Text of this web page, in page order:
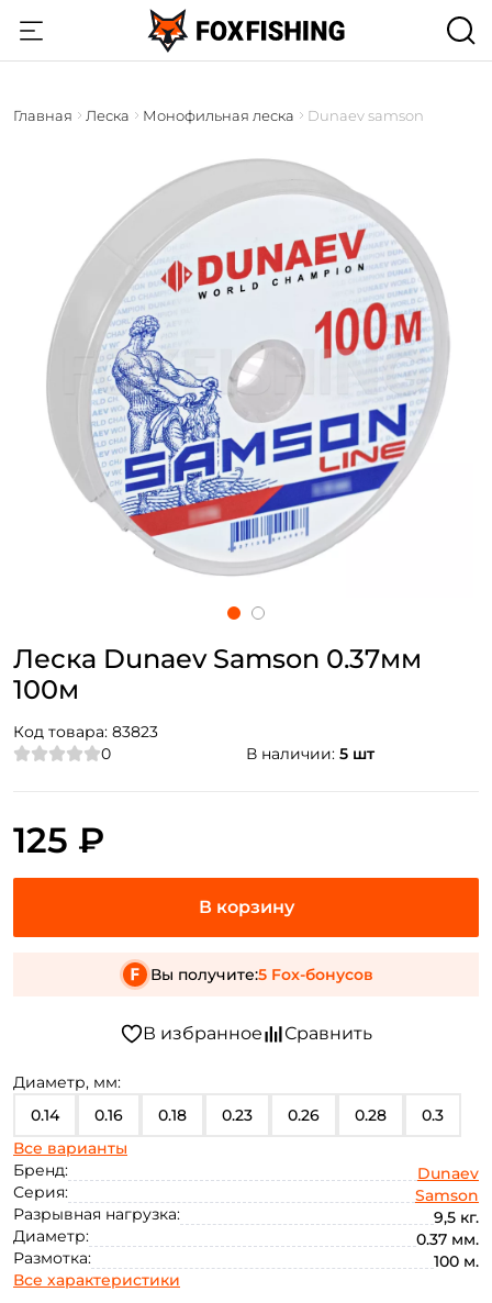
Главная Леска Монофильная леска Dunaev samson
Леска Dunaev Samson 0.37мм
100м
Код товара: 83823
0
В наличии: 5 шт
Диаметр, мм:
0.14
0.16 0.18 0.23 0.26 0.28 0.3
0.33 0.35
Все варианты
Бренд:
Dunaev
Серия:
Samson
Разрывная нагрузка:
9,5 кг.
Диаметр:
0.37 мм.
Размотка:
100 м.
Все характеристики
125 ₽
Вы получите:5 Fox-бонусов